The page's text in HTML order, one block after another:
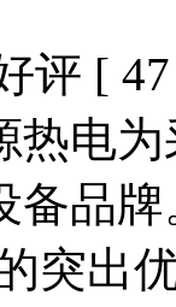
评 [
热电
备品
突出